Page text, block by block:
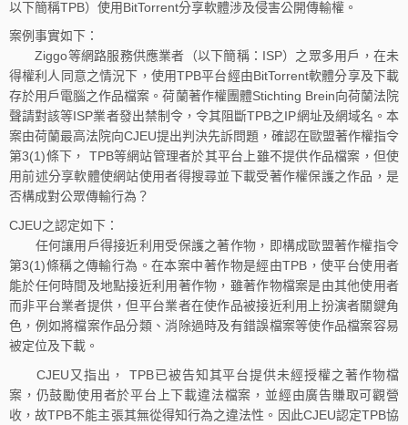
以下簡稱TPB）使用BitTorrent分享軟體涉及侵害公開傳輸權。
案例事實如下：
Ziggo等網路服務供應業者（以下簡稱：ISP）之眾多用戶，在未
得權利人同意之情況下，使用TPB平台經由BitTorrent軟體分享及下載
存於用戶電腦之作品檔案。荷蘭著作權團體Stichting Brein向荷蘭法院
聲請對該等ISP業者發出禁制令，令其阻斷TPB之IP網址及網域名。本
案由荷蘭最高法院向CJEU提出判決先訴問題，確認在歐盟著作權指令
第3(1)條下， TPB等網站管理者於其平台上雖不提供作品檔案，但使
用前述分享軟體使網站使用者得搜尋並下載受著作權保護之作品，是
否構成對公眾傳輸行為？
CJEU之認定如下：
任何讓用戶得接近利用受保護之著作物，即構成歐盟著作權指令
第3(1)條稱之傳輸行為。在本案中著作物是經由TPB，使平台使用者
能於任何時間及地點接近利用著作物，雖著作物檔案是由其他使用者
而非平台業者提供，但平台業者在使作品被接近利用上扮演者關鍵角
色，例如將檔案作品分類、消除過時及有錯誤檔案等使作品檔案容易
被定位及下載。
CJEU又指出， TPB已被告知其平台提供未經授權之著作物檔
案，仍鼓勵使用者於平台上下載違法檔案，並經由廣告賺取可觀營
收，故TPB不能主張其無從得知行為之違法性。因此CJEU認定TPB協